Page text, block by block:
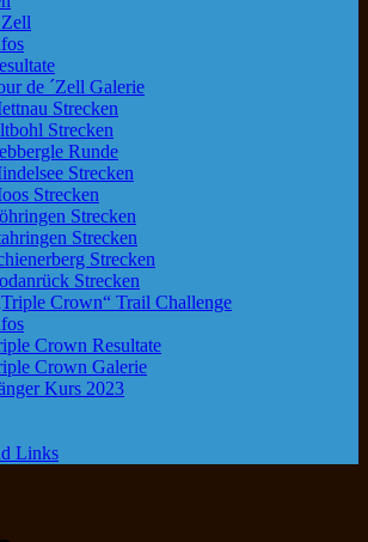
de ´Zell Galerie
Strecken
Strecken
Runde
Strecken
Strecken
Strecken
Strecken
Strecken
Strecken
Crown“ Trail Challenge
Crown Resultate
Crown Galerie
Kurs 2023
Links